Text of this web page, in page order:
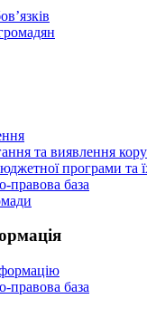
та виявлення
програми та
правова база
правова база